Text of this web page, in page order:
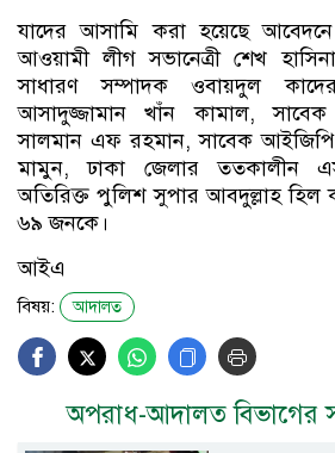
যাদের আসামি করা হয়েছে আবেদনে
আওয়ামী লীগ সভানেত্রী শেখ
সাধারণ সম্পাদক ওবায়দুল কাদের,
আসাদুজ্জামান খাঁন কামাল, সাবেক
সালমান এফ রহমান, সাবেক
মামুন, ঢাকা জেলার ততকালীন
অতিরিক্ত পুলিশ সুপার আবদুল্লাহ
৬৯ জনকে।
আইএ
বিষয়: আদালত
অপরাধ-আদালত বিভাগের